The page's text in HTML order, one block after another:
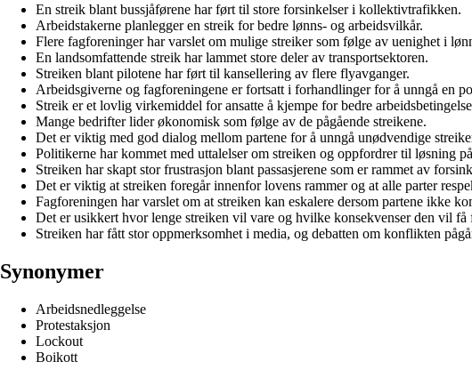
En streik blant bussjåførene har ført til store forsinkelser i kollektivtrafikken.
Arbeidstakerne planlegger en streik for bedre lønns- og arbeidsvilkår.
Flere fagforeninger har varslet om mulige streiker som følge av uenighet i
En landsomfattende streik har lammet store deler av transportsektoren.
Streiken blant pilotene har ført til kansellering av flere flyavganger.
Arbeidsgiverne og fagforeningene er fortsatt i forhandlinger for å unngå en
Streik er et lovlig virkemiddel for ansatte å kjempe for bedre
Mange bedrifter lider økonomisk som følge av de pågående streikene.
Det er viktig med god dialog mellom partene for å unngå unødvendige
Politikerne har kommet med uttalelser om streiken og oppfordrer til løsning
Streiken har skapt stor frustrasjon blant passasjerene som er rammet av
Det er viktig at streiken foregår innenfor lovens rammer og at alle parter
Fagforeningen har varslet om at streiken kan eskalere dersom partene ikke
Det er usikkert hvor lenge streiken vil vare og hvilke konsekvenser den vil få
Streiken har fått stor oppmerksomhet i media, og debatten om konflikten
Synonymer
Arbeidsnedleggelse
Protestaksjon
Lockout
Boikott